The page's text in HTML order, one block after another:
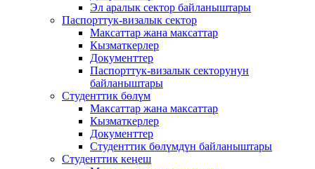
Эл аралык сектор байланыштары
Паспорттук-визалык сектор
Максаттар жана максаттар
Кызматкерлер
Документтер
Паспорттук-визалык секторунун
байланыштары
Студенттик бөлүм
Максаттар жана максаттар
Кызматкерлер
Документтер
Студенттик бөлүмдүн байланыштары
Студенттик кеңеш